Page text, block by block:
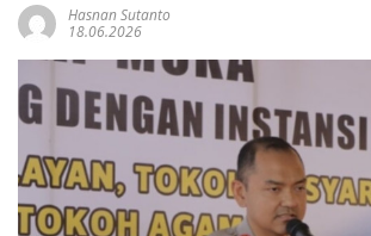
Hasnan Sutanto
18.06.2026